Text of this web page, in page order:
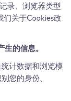
录、浏览器类型
关于Cookies政
生的信息。
计数据和浏览模
您的身份。